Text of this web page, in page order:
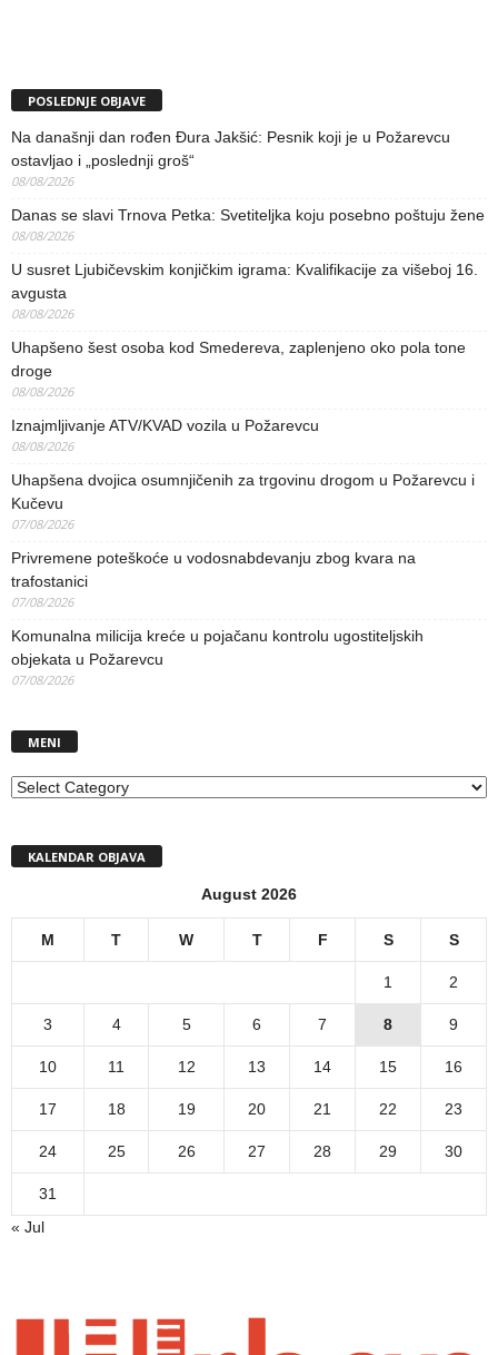
POSLEDNJE OBJAVE
Na današnji dan rođen Đura Jakšić: Pesnik koji je u Požarevcu
ostavljao i „poslednji groš“
08/08/2026
Danas se slavi Trnova Petka: Svetiteljka koju posebno poštuju žene
08/08/2026
U susret Ljubičevskim konjičkim igrama: Kvalifikacije za višeboj 16.
avgusta
08/08/2026
Uhapšeno šest osoba kod Smedereva, zaplenjeno oko pola tone
droge
08/08/2026
Iznajmljivanje ATV/KVAD vozila u Požarevcu
08/08/2026
Uhapšena dvojica osumnjičenih za trgovinu drogom u Požarevcu i
Kučevu
07/08/2026
Privremene poteškoće u vodosnabdevanju zbog kvara na
trafostanici
07/08/2026
Komunalna milicija kreće u pojačanu kontrolu ugostiteljskih
objekata u Požarevcu
07/08/2026
MENI
MENI
KALENDAR OBJAVA
August 2026
M T W T F S S
1 2
3 4 5 6 7 8 9
10 11 12 13 14 15 16
17 18 19 20 21 22 23
24 25 26 27 28 29 30
31
« Jul